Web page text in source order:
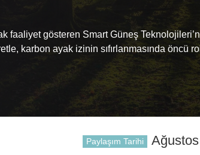
faaliyet gösteren Smart Güneş
karbon ayak izinin sıfırlanmasında
Paylaşım Tarihi